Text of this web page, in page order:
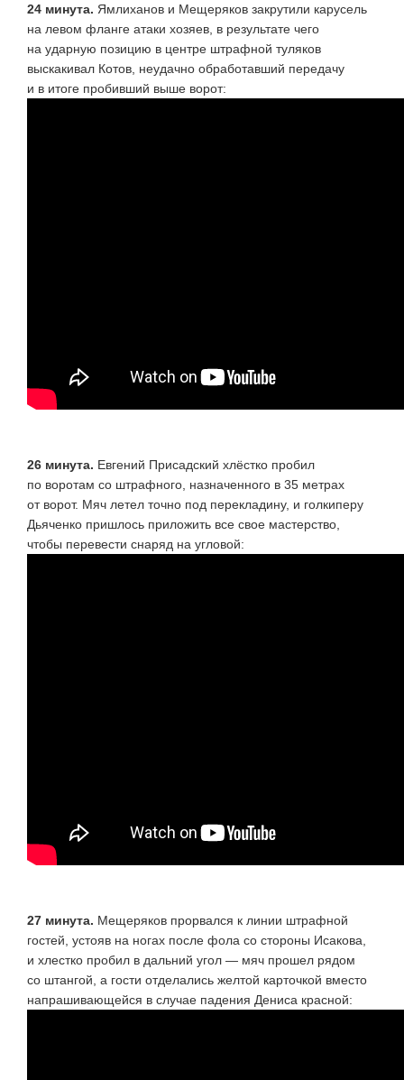
24 минута. Ямлиханов и Мещеряков закрутили карусель
на левом фланге атаки хозяев, в результате чего
на ударную позицию в центре штрафной туляков
выскакивал Котов, неудачно обработавший передачу
и в итоге пробивший выше ворот:
26 минута. Евгений Присадский хлёстко пробил
по воротам со штрафного, назначенного в 35 метрах
от ворот. Мяч летел точно под перекладину, и голкиперу
Дьяченко пришлось приложить все свое мастерство,
чтобы перевести снаряд на угловой:
27 минута. Мещеряков прорвался к линии штрафной
гостей, устояв на ногах после фола со стороны Исакова,
и хлестко пробил в дальний угол — мяч прошел рядом
со штангой, а гости отделались желтой карточкой вместо
напрашивающейся в случае падения Дениса красной: